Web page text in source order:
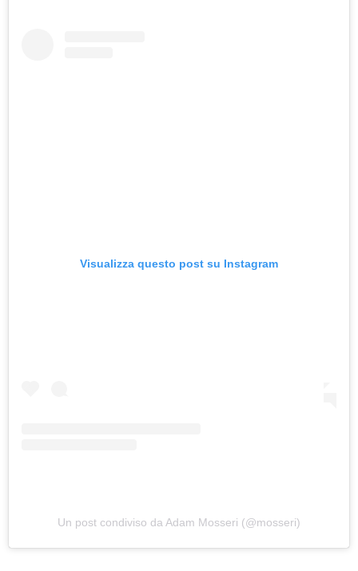
Visualizza questo post su Instagram
Un post condiviso da Adam Mosseri (@mosseri)